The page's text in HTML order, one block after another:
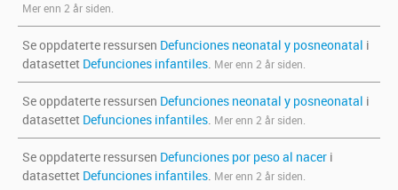
Mer enn 2 år siden.
Se oppdaterte ressursen Defunciones neonatal y posneonatal i
datasettet Defunciones infantiles. Mer enn 2 år siden.
Se oppdaterte ressursen Defunciones neonatal y posneonatal i
datasettet Defunciones infantiles. Mer enn 2 år siden.
Se oppdaterte ressursen Defunciones por peso al nacer i
datasettet Defunciones infantiles. Mer enn 2 år siden.